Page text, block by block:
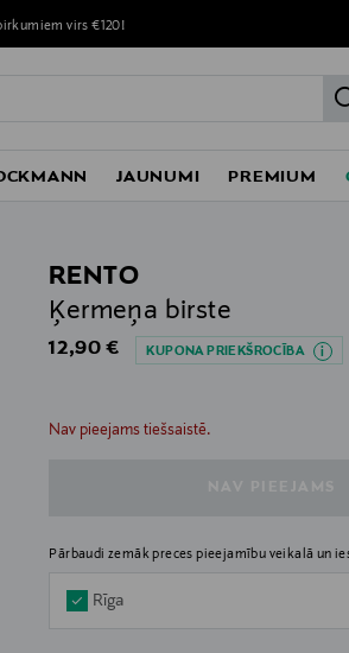
virs €120!
JAUNUMI PREMIUM
RENTO
Ķermeņa birste
Original Price
12,90 € KUPONA PRIEKŠROCĪBA
Nav pieejams tiešsaistē.
null
Pārbaudi zemāk preces pieejamību veikalā un
Rīga